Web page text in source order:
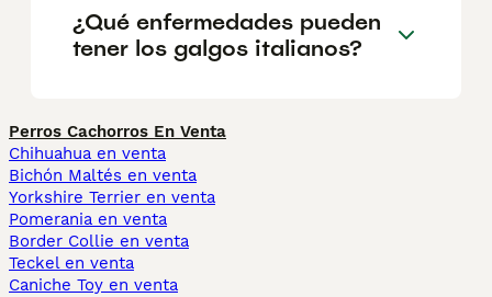
¿Qué enfermedades pueden
tener los galgos italianos?
Perros Cachorros En Venta
Chihuahua en venta
Bichón Maltés en venta
Yorkshire Terrier en venta
Pomerania en venta
Border Collie en venta
Teckel en venta
Caniche Toy en venta